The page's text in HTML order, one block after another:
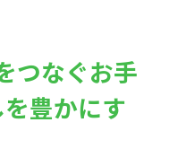
つなぐお手
豊かにす